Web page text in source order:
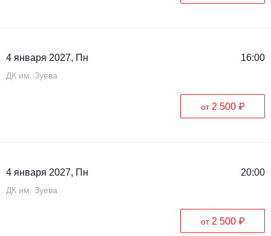
4 января 2027, Пн 16:00
ДК им. Зуева
от 2 500 ₽
4 января 2027, Пн 20:00
ДК им. Зуева
от 2 500 ₽